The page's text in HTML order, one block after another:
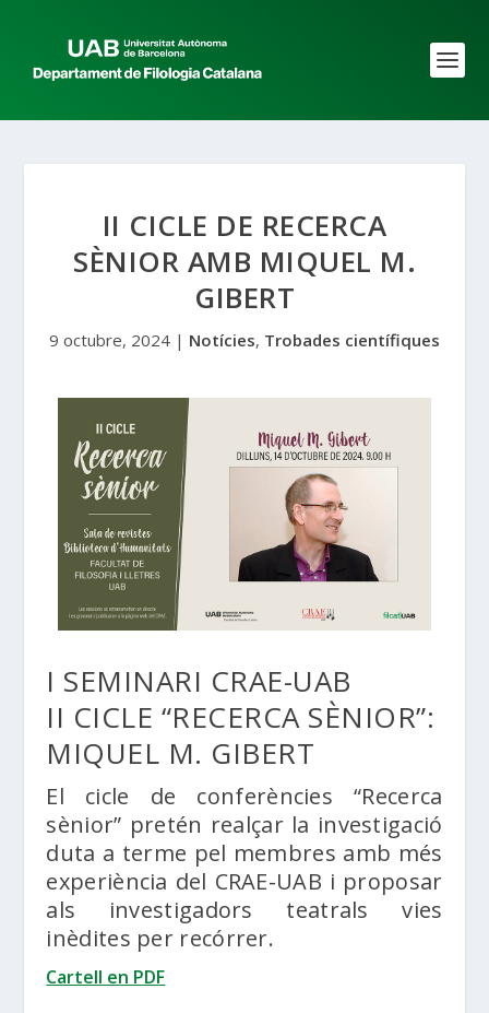
II CICLE DE RECERCA
SÈNIOR AMB MIQUEL M.
GIBERT
9 octubre, 2024 | Notícies, Trobades científiques
I SEMINARI CRAE-UAB
II CICLE “RECERCA SÈNIOR”:
MIQUEL M. GIBERT
El cicle de conferències “Recerca
sènior” pretén realçar la investigació
duta a terme pel membres amb més
experiència del CRAE-UAB i proposar
als investigadors teatrals vies
inèdites per recórrer.
Cartell en PDF